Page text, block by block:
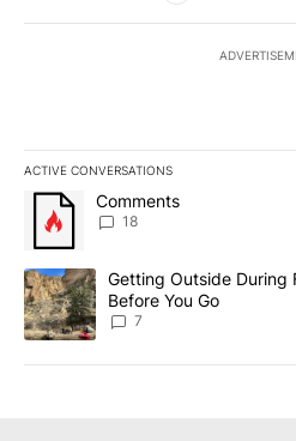
ACTIVE CONVERSATIONS
The following is a list of the most
A trending article titled
Comments
18
A trending article titled "Getting
Getting Outside During
Before You Go
7